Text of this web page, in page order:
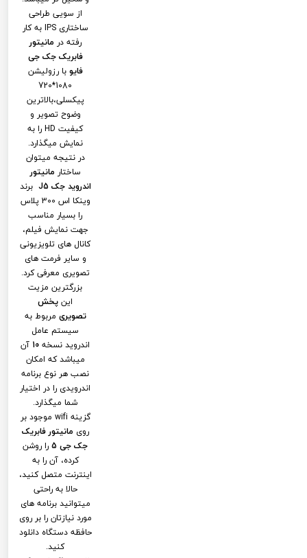
از سویی طراحی
ساختاری IPS به کار
رفته در مانیتور
فابریک جک جی
فایوبا رزولیشن
1080*720
پیکسلی،بالاترین
وضوح تصویر و
کیفیت HD را به
نمایش میگذارد.
در نتیجه میتوان
ساختار مانیتور
اندروید جک J5
برند
وینکا اس 300 پلاس
را بسیار مناسب
جهت نمایش فیلم،
کانال های تلویزیونی
و سایر فرمت های
تصویری معرفی کرد.
بزرگترین مزیت
اینپخش
تصویری مربوط به
سیستم عامل
اندروید نسخه10 آن
میباشد که امکان
نصب هر نوع برنامه
اندرویدی را در اختیار
شما میگذارد.
گزینه wifi موجود بر
روی مانیتور فابریک
جک جی 5
را روشن
کرده، آن را به
اینترنت متصل کنید،
حالا به راحتی
میتوانید برنامه های
مورد نیازتان را بر روی
حافظه دستگاه دانلود
کنید.